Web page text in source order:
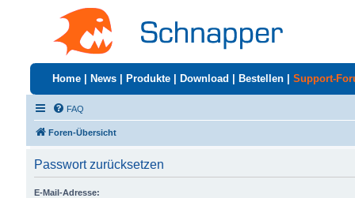
Home News Produkte Download Bestellen Support-
FAQ
Foren-Übersicht
Passwort zurücksetzen
E-Mail-Adresse: